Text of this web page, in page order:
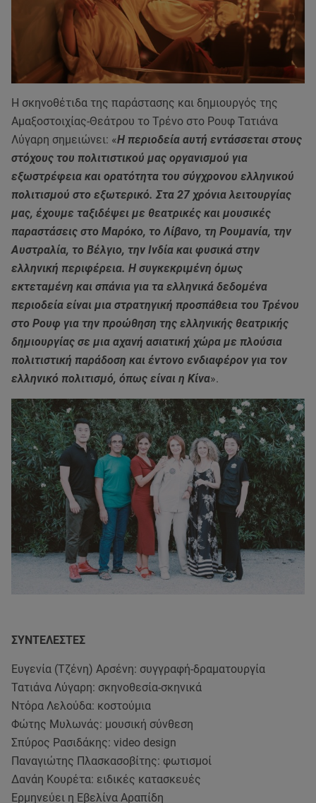
Η σκηνοθέτιδα της παράστασης και δημιουργός της
Αμαξοστοιχίας-Θεάτρου το Τρένο στο Ρουφ Τατιάνα
Λύγαρη σημειώνει: «Η περιοδεία αυτή εντάσσεται στους
στόχους του πολιτιστικού μας οργανισμού για
εξωστρέφεια και ορατότητα του σύγχρονου ελληνικού
πολιτισμού στο εξωτερικό. Στα 27 χρόνια λειτουργίας
μας, έχουμε ταξιδέψει με θεατρικές και μουσικές
παραστάσεις στο Μαρόκο, το Λίβανο, τη Ρουμανία, την
Αυστραλία, το Βέλγιο, την Ινδία και φυσικά στην
ελληνική περιφέρεια. Η συγκεκριμένη όμως
εκτεταμένη και σπάνια για τα ελληνικά δεδομένα
περιοδεία είναι μια στρατηγική προσπάθεια του Τρένου
στο Ρουφ για την προώθηση της ελληνικής θεατρικής
δημιουργίας σε μια αχανή ασιατική χώρα με πλούσια
πολιτιστική παράδοση και έντονο ενδιαφέρον για τον
ελληνικό πολιτισμό, όπως είναι η Κίνα».
ΣΥΝΤΕΛΕΣΤΕΣ
Ευγενία (Τζένη) Αρσένη: συγγραφή-δραματουργία
Τατιάνα Λύγαρη: σκηνοθεσία-σκηνικά
Ντόρα Λελούδα: κοστούμια
Φώτης Μυλωνάς: μουσική σύνθεση
Σπύρος Ρασιδάκης: video design
Παναγιώτης Πλασκασοβίτης: φωτισμοί
Δανάη Κουρέτα: ειδικές κατασκευές
Ερμηνεύει η Εβελίνα Αραπίδη